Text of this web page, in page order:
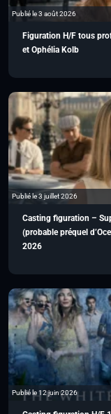
Publié le 3 août 2026
Figuration H/F tous
et Ophélia Kolb
Publié le 3 juillet 2026
Casting figuration –
(probable préquel
2026
Publié le 12 juin 2026